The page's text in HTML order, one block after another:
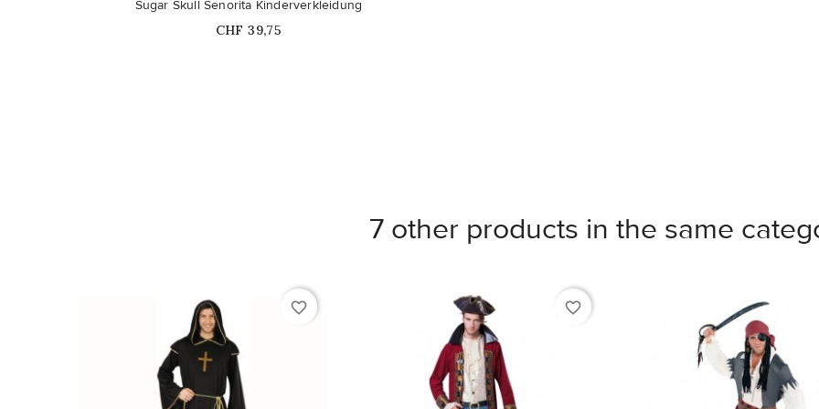
Sugar Skull Senorita Kinderverkleidung
Price
CHF 39,75
7 other products in the same
favorite_border favorite_border